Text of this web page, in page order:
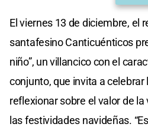
El viernes 13 de diciembre, el
santafesino Canticuénticos
niño”, un villancico con el
conjunto, que invita a celebrar
reflexionar sobre el valor de
las festividades navideñas.